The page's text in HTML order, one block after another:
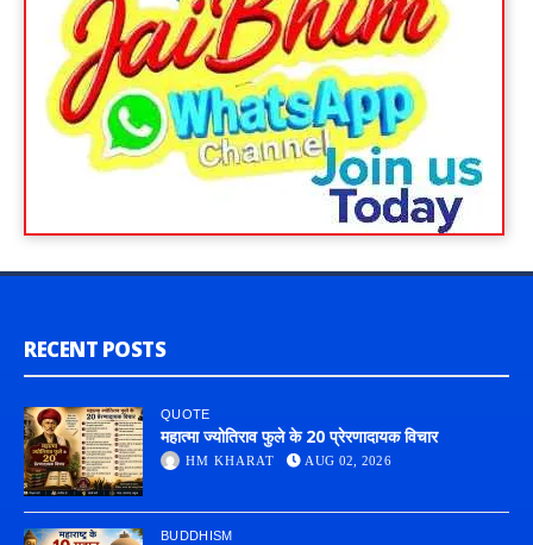
RECENT POSTS
QUOTE
महात्मा ज्योतिराव फुले के 20 प्रेरणादायक विचार
HM KHARAT AUG 02, 2026
BUDDHISM